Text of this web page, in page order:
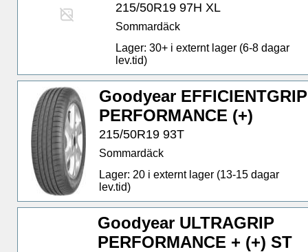
215/50R19 97H XL
Sommardäck
Lager: 30+ i externt lager (6-8 dagar
lev.tid)
Goodyear EFFICIENTGRIP
PERFORMANCE (+)
215/50R19 93T
Sommardäck
Lager: 20 i externt lager (13-15 dagar
lev.tid)
Goodyear ULTRAGRIP
PERFORMANCE + (+) ST